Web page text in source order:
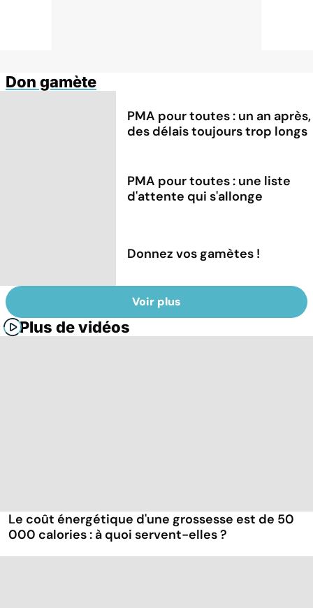
Don gamète
PMA pour toutes : un an après,
des délais toujours trop longs
PMA pour toutes : une liste
d'attente qui s'allonge
Donnez vos gamètes !
Voir plus
Plus de vidéos
Le coût énergétique d'une grossesse est de 50
000 calories : à quoi servent-elles ?